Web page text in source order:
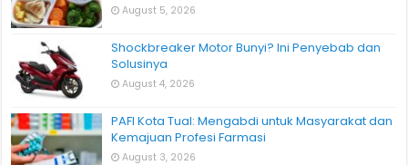
August 5, 2026
Shockbreaker Motor Bunyi? Ini Penyebab dan
Solusinya
August 4, 2026
PAFI Kota Tual: Mengabdi untuk Masyarakat dan
Kemajuan Profesi Farmasi
August 3, 2026